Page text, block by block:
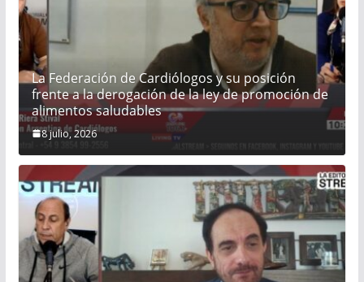
La Federación de Cardiólogos y su posición
frente a la derogación de la ley de promoción de
alimentos saludables
8 julio, 2026